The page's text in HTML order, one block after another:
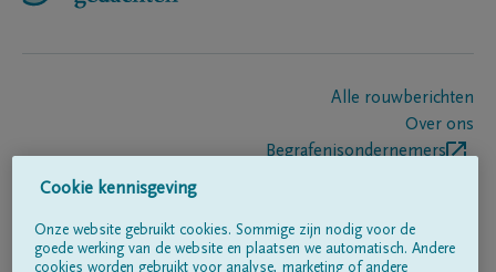
Alle rouwberichten
Over ons
Begrafenisondernemers
Volg ons op
Cookie kennisgeving
Onze website gebruikt cookies. Sommige zijn nodig voor de
goede werking van de website en plaatsen we automatisch. Andere
cookies worden gebruikt voor analyse, marketing of andere